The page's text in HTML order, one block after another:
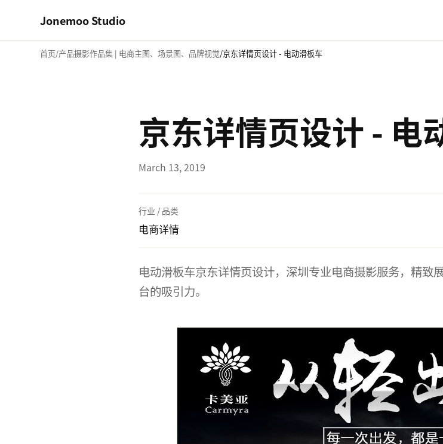
Jonemoo Studio
首页 产品摄影作品集 | 电商主图、场景图、品牌视觉 京东详情页设计 - 电动滑板车
京东详情页设计 - 电
March 13, 2019
行业 / 品类
电商详情
电动滑板车京东详情页设计，深圳专业电商摄影服务，精致
台的吸引力。